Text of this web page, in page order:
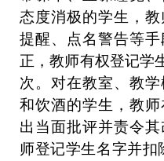
态度消极的学生，教
提醒、
点名警告等手
正，教师有权登记学
次 。 对在教室、教
和饮酒的学生， 教师
出当面批评并责令其
师登记学生名字并扣